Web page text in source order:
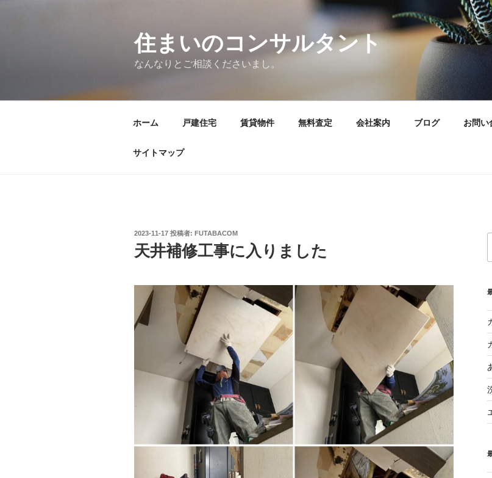
住まいのコンサルタント
なんなりとご相談くださいまし。
ホーム 戸建住宅 賃貸物件 無料査定 会社案内 ブログ お問い
サイトマップ
投
稿
日:
2023-11-17 投稿者: FUTABACOM
天井補修工事に入りました